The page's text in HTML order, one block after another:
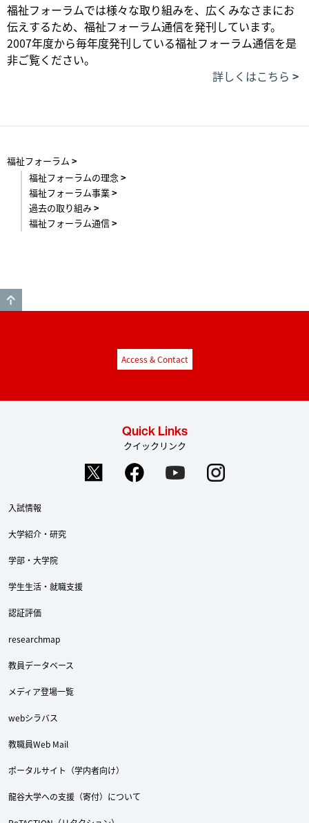
福祉フォーラムでは様々な取り組みを、広くみなさまにお
伝えするため、福祉フォーラム通信を発刊しています。
2007年度から毎年度発刊している福祉フォーラム通信を是
非ご覧ください。
詳しくはこちら
福祉フォーラム
福祉フォーラムの理念
福祉フォーラム事業
過去の取り組み
福祉フォーラム通信
Access & Contact
Quick Links
クイックリンク
入試情報
大学紹介・研究
学部・大学院
学生生活・就職支援
認証評価
researchmap
教員データベース
メディア登場一覧
webシラバス
教職員Web Mail
ポータルサイト（学内者向け）
龍谷大学への支援（寄付）について